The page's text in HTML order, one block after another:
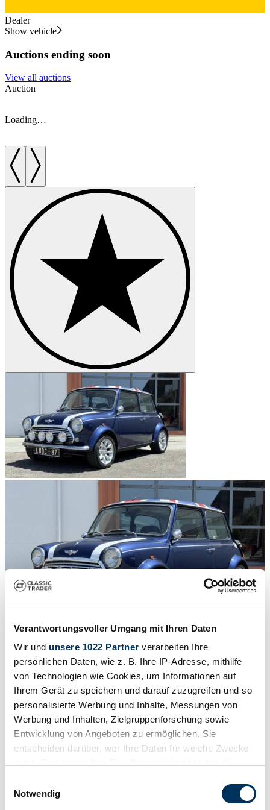
Verantwortungsvoller Umgang mit Ihren Daten
Wir und unsere 1022 Partner verarbeiten Ihre
persönlichen Daten, wie z. B. Ihre IP-Adresse, mithilfe
von Technologien wie Cookies, um Informationen auf
Ihrem Gerät zu speichern und darauf zuzugreifen und so
personalisierte Werbung und Inhalte, Messungen von
Werbung und Inhalten, Zielgruppenforschung sowie
Entwicklung von Angeboten zu ermöglichen. Sie
entscheiden darüber, wer Ihre Daten für welche Zwecke
Trigger Symbol ändern oder widerrufen
Notwendig
Dealer
Show vehicle
Auctions ending soon
View all auctions
Auction
Loading…
/8
1998 | Mini Cooper 1.3i MPI
Mini Cooper 1.3 MPI | 1998 | Route 66 Auctions - For sale by
auction. Estimate 13500 EUR
Auction vehicle